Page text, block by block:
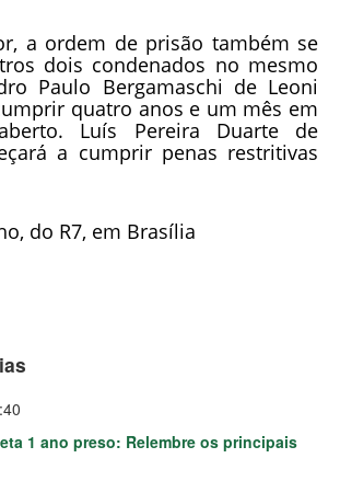
a ordem de prisão também se
dois condenados no mesmo
Paulo Bergamaschi de Leoni
quatro anos e um mês em
Luís Pereira Duarte de
a cumprir penas restritivas
do R7, em Brasília
1 ano preso: Relembre os principais